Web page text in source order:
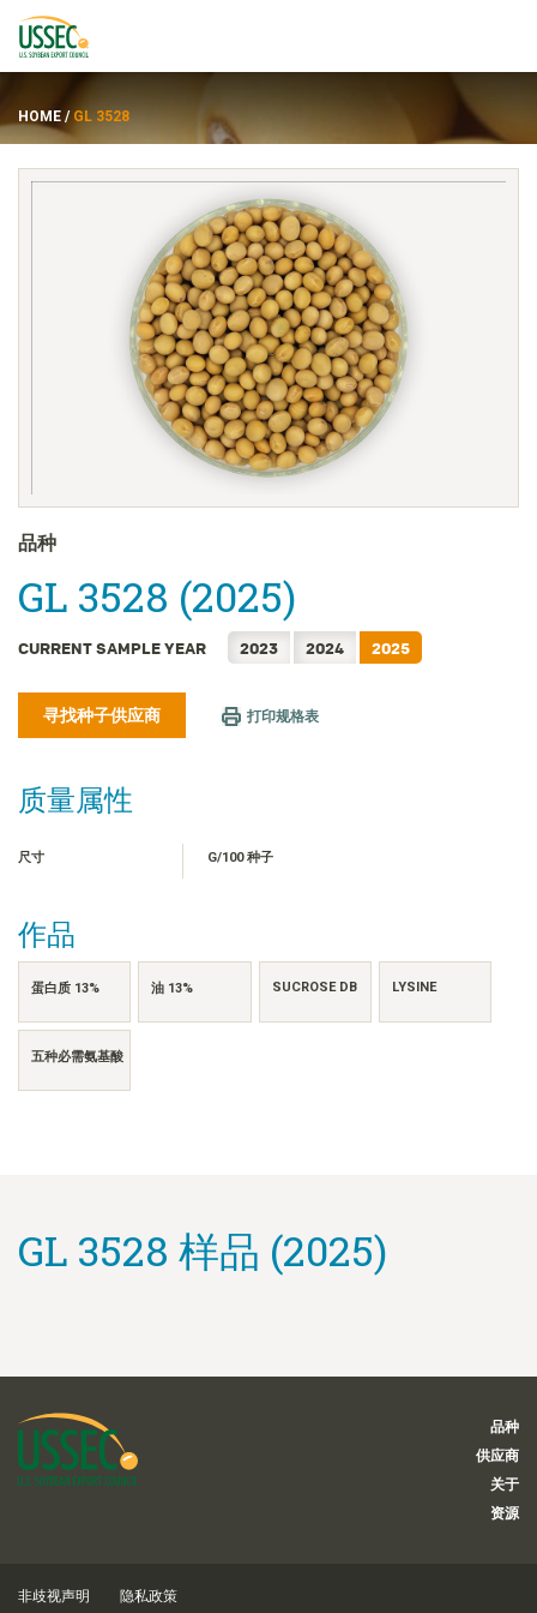
ENGLISH
FRANÇAIS
日本語
한국어
繁體中文
TIẾNG VIỆT
HOME / GL 3528
品种
GL 3528 (2025)
CURRENT SAMPLE YEAR 2023 2024 2025
寻找种子供应商 打印规格表
质量属性
尺寸 G/100 种子
作品
蛋白质 13% 油 13% SUCROSE DB LYSINE
五种必需氨基酸
GL 3528 样品 (2025)
品种
供应商
关于
资源
非歧视声明 隐私政策